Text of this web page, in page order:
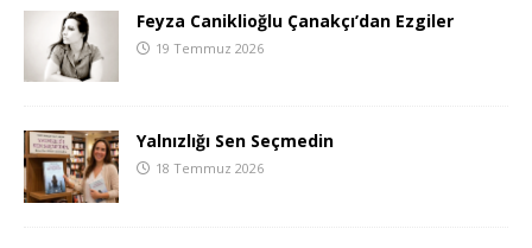
Feyza Caniklioğlu Çanakçı’dan Ezgiler
19 Temmuz 2026
Yalnızlığı Sen Seçmedin
18 Temmuz 2026